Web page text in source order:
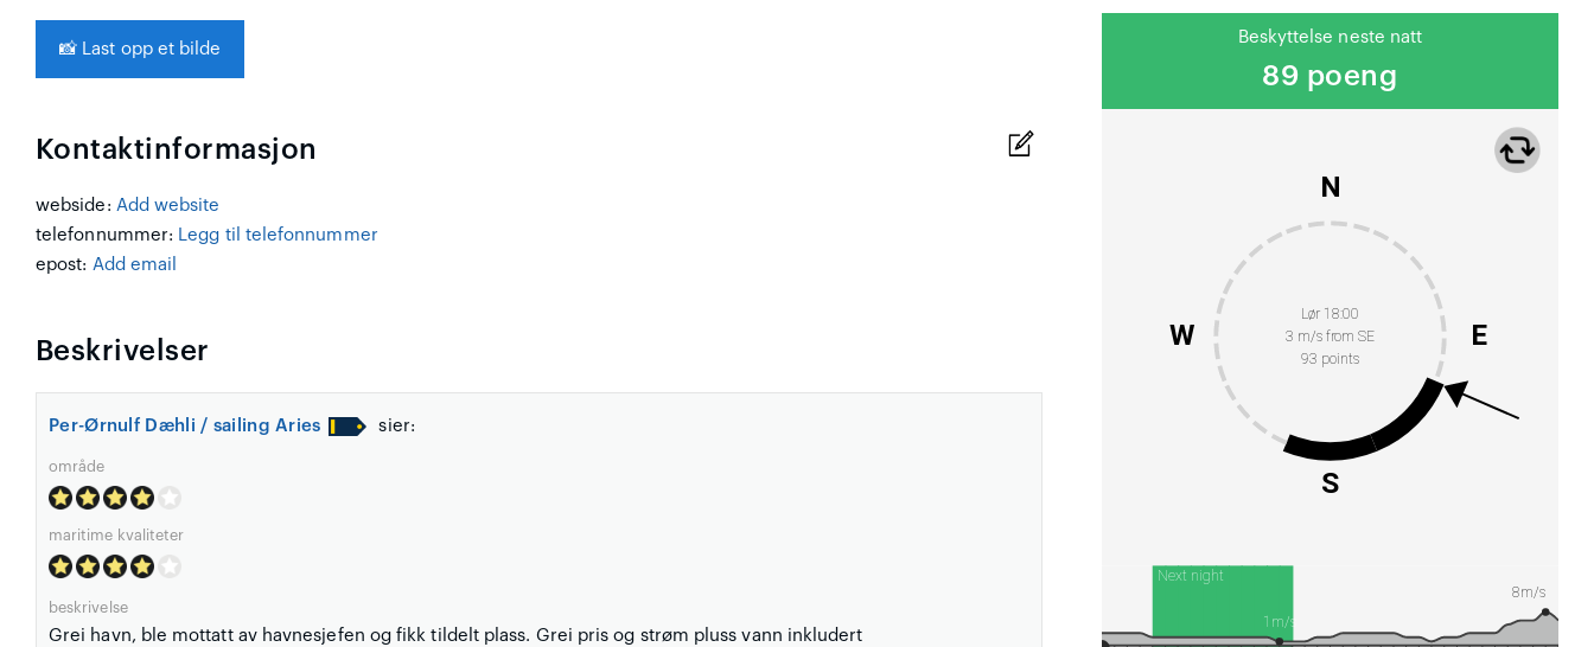
📸 Last opp et bilde
Kontaktinformasjon
webside: Add website
telefonnummer: Legg til telefonnummer
epost: Add email
Beskrivelser
Per-Ørnulf Dæhli / sailing Aries sier:
område
maritime kvaliteter
beskrivelse
Grei havn, ble mottatt av havnesjefen og fikk tildelt plass. Grei pris og strøm pluss vann inkludert
Beskyttelse neste natt
89 poeng
Lør 18:00
3 m/s from SE
93 points
N
E
S
W
Next night
8m/s
1m/s